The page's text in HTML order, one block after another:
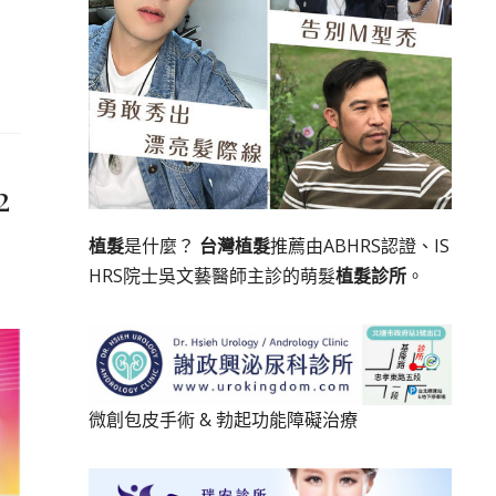
植髮是什麼？ 台灣植髮推薦由ABHRS認證、IS
HRS院士吳文藝醫師主診的萌髮植髮診所。
微創包皮手術&勃起功能障礙治療